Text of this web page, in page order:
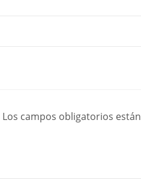
Los campos obligatorios están